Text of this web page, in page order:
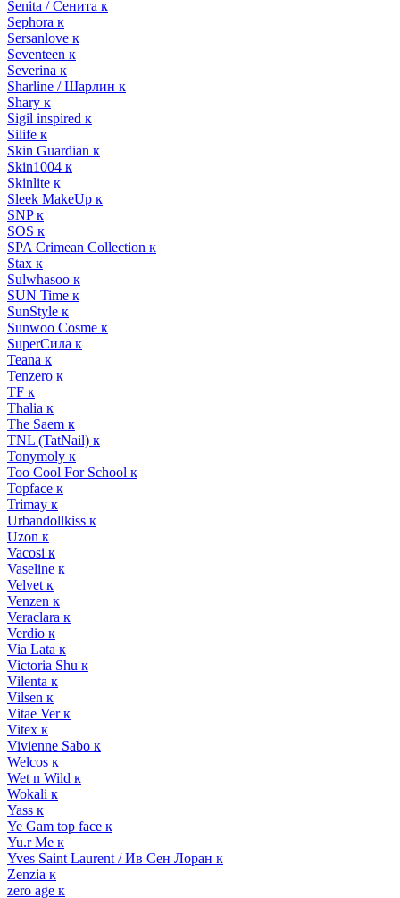
Senita / Сенита к
Sephora к
Sersanlove к
Seventeen к
Severina к
Sharline / Шарлин к
Shary к
Sigil inspired к
Silife к
Skin Guardian к
Skin1004 к
Skinlite к
Sleek MakeUp к
SNP к
SOS к
SPA Crimean Collection к
Stax к
Sulwhasoo к
SUN Time к
SunStyle к
Sunwoo Cosme к
SuperСила к
Teana к
Tenzero к
TF к
Thalia к
The Saem к
TNL (TatNail) к
Tonymoly к
Too Cool For School к
Topface к
Trimay к
Urbandollkiss к
Uzon к
Vacosi к
Vaseline к
Velvet к
Venzen к
Veraclara к
Verdio к
Via Lata к
Victoria Shu к
Vilenta к
Vilsen к
Vitae Ver к
Vitex к
Vivienne Sabo к
Welcos к
Wet n Wild к
Wokali к
Yass к
Ye Gam top face к
Yu.r Me к
Yves Saint Laurent / Ив Сен Лоран к
Zenzia к
zero age к